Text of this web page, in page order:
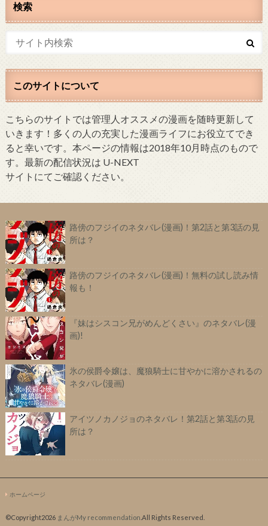
検索
このサイトについて
こちらのサイトでは管理人オススメの漫画を随時更新して
いきます！多くの人の充実した漫画ライフにお役立てでき
ると幸いです。本ページの情報は2018年10月時点のもので
す。最新の配信状況は U-NEXT
サイトにてご確認ください。
路傍のフジイのネタバレ(漫画)！第2話と第3話の見
所は？
路傍のフジイのネタバレ(漫画)！無料の試し読み情
報も！
『妹はシスコン兄がめんどくさい』のネタバレ(漫
画)!
氷の侯爵令嬢は、魔狼騎士に甘やかに溶かされるの
ネタバレ(漫画)
アイツノカノジョのネタバレ！第2話と第3話の見
所は？
ホームページ
©Copyright2026 まんがMy recommendation .All Rights Reserved.